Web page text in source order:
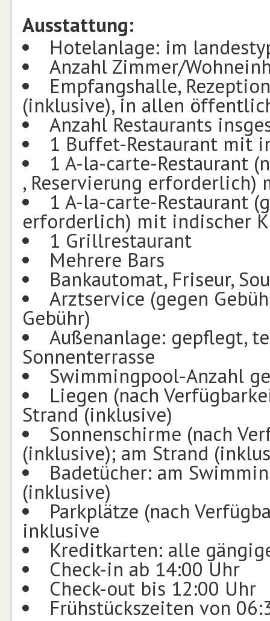
Ausstattung:
Hotelanlage: im
Anzahl Zimmer/
Empfangshalle,
(inklusive), in allen
Anzahl Restaurants
1 Buffet-Restaurant mit
1 A-la-carte-Restaurant
, Reservierung
1 A-la-carte-Restaurant
erforderlich) mit indischer
1 Grillrestaurant
Mehrere Bars
Bankautomat, Friseur,
Arztservice (gegen
Gebühr)
Außenanlage: gepflegt,
Sonnenterrasse
Swimmingpool-Anzahl
Liegen (nach
Strand (inklusive)
Sonnenschirme (nach
(inklusive); am Strand
Badetücher: am
(inklusive)
Parkplätze (nach
inklusive
Kreditkarten: alle
Check-in ab 14:00 Uhr
Check-out bis 12:00 Uhr
Frühstückszeiten von